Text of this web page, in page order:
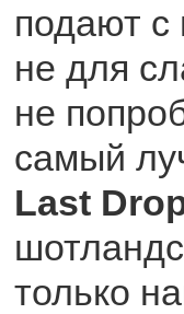
подают с
не для
не
самый
Last
только